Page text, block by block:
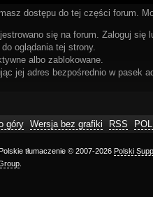
dostępu do tej części forum.
się na forum. Zaloguj się
oglądania tej strony.
albo zablokowane.
jej adres bezpośrednio w pasek
góry Wersja bez grafiki RSS
Polskie tłumaczenie © 2007-2026 Polski